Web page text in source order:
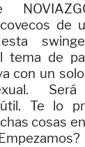
de
tema de
con un
Te lo
cosas